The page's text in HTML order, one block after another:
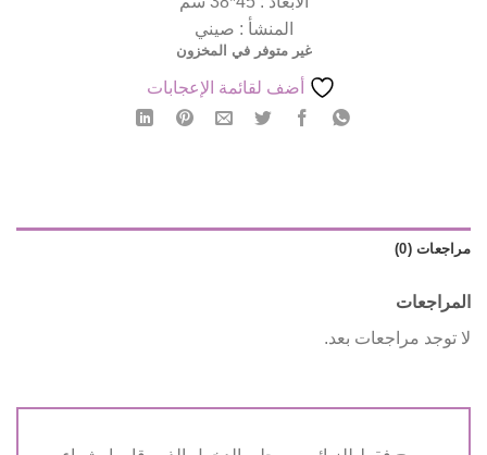
المنشأ : صيني
غير متوفر في المخزون
أضف لقائمة الإعجابات
مراجعات (0)
المراجعات
لا توجد مراجعات بعد.